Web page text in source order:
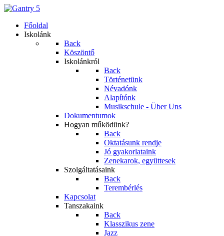
Főoldal
Iskolánk
Back
Köszöntő
Iskolánkról
Back
Történetünk
Névadónk
Alapítónk
Musikschule - Über Uns
Dokumentumok
Hogyan működünk?
Back
Oktatásunk rendje
Jó gyakorlataink
Zenekarok, együttesek
Szolgáltatásaink
Back
Terembérlés
Kapcsolat
Tanszakaink
Back
Klasszikus zene
Jazz